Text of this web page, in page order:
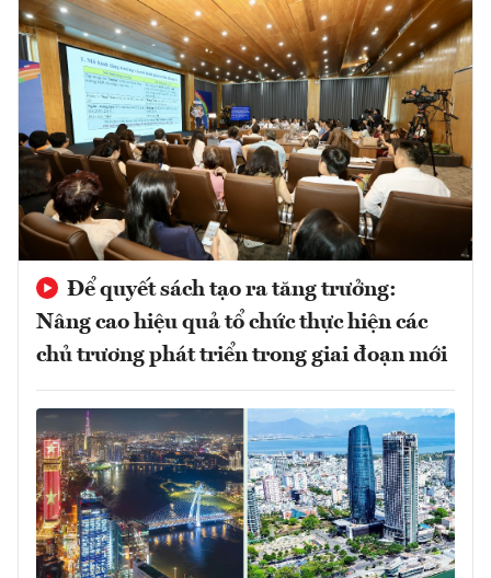
Để quyết sách tạo ra tăng trưởng:
Nâng cao hiệu quả tổ chức thực hiện các
chủ trương phát triển trong giai đoạn mới